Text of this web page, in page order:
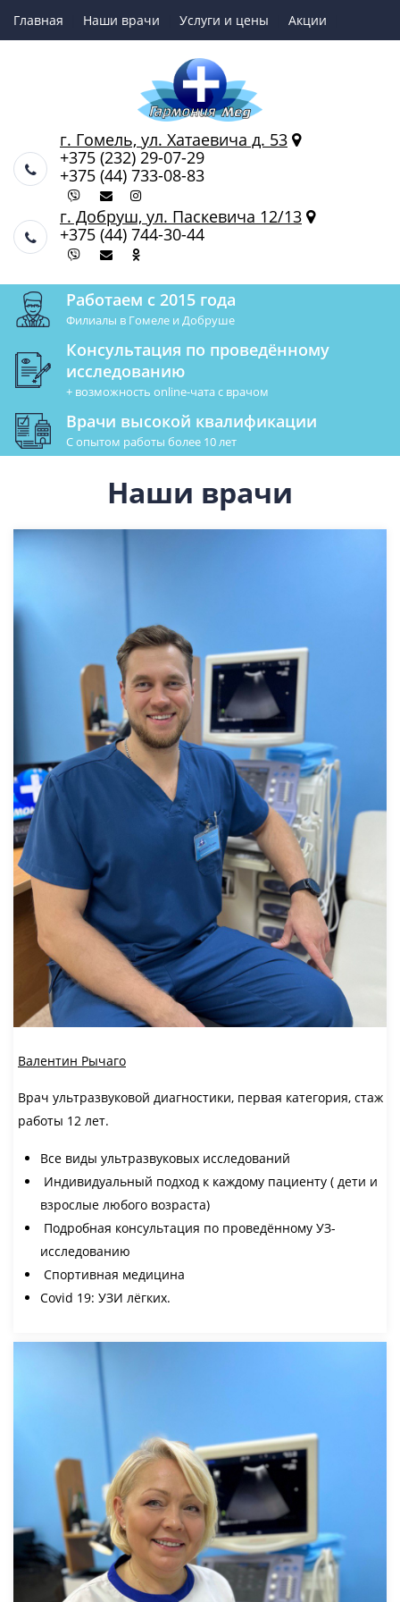
Главная Наши врачи Услуги и цены Акции
г. Гомель, ул. Хатаевича д. 53
+375 (232) 29-07-29
+375 (44) 733-08-83
г. Добруш, ул. Паскевича 12/13
+375 (44) 744-30-44
Работаем с 2015 года
Филиалы в Гомеле и Добруше
Консультация по проведённому
исследованию
+ возможность online-чата с врачом
Врачи высокой квалификации
С опытом работы более 10 лет
Наши врачи
Валентин Рычаго
Врач ультразвуковой диагностики, первая категория, стаж
работы 12 лет.
Все виды ультразвуковых исследований
Индивидуальный подход к каждому пациенту ( дети и
взрослые любого возраста)
Подробная консультация по проведённому УЗ-
исследованию
Спортивная медицина
Covid 19: УЗИ лёгких.